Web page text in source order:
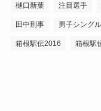
樋口新葉 注目選手
田中刑事 男子シングル
箱根駅伝2016 箱根駅